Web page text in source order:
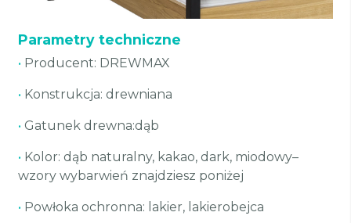
Parametry techniczne
• Producent: DREWMAX
• Konstrukcja: drewniana
• Gatunek drewna:dąb
• Kolor: dąb naturalny, kakao, dark, miodowy–
wzory wybarwień znajdziesz poniżej
• Powłoka ochronna: lakier, lakierobejca